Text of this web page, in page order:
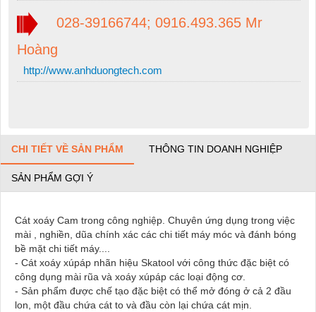
028-39166744; 0916.493.365 Mr
Hoàng
http://www.anhduongtech.com
CHI TIẾT VỀ SẢN PHẨM THÔNG TIN DOANH NGHIỆP
SẢN PHẨM GỢI Ý
Cát xoáy Cam trong công nghiệp. Chuyên ứng dụng trong việc
mài , nghiền, dũa chính xác các chi tiết máy móc và đánh bóng
bề mặt chi tiết máy....
- Cát xoáy xúpáp nhãn hiệu Skatool với công thức đặc biệt có
công dụng mài rũa và xoáy xúpáp các loại động cơ.
- Sản phẩm được chế tạo đặc biệt có thể mở đóng ở cả 2 đầu
lon, một đầu chứa cát to và đầu còn lại chứa cát mịn.